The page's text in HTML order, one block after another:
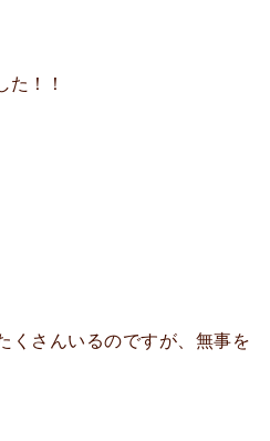
た！！
くさんいるのですが、無事を